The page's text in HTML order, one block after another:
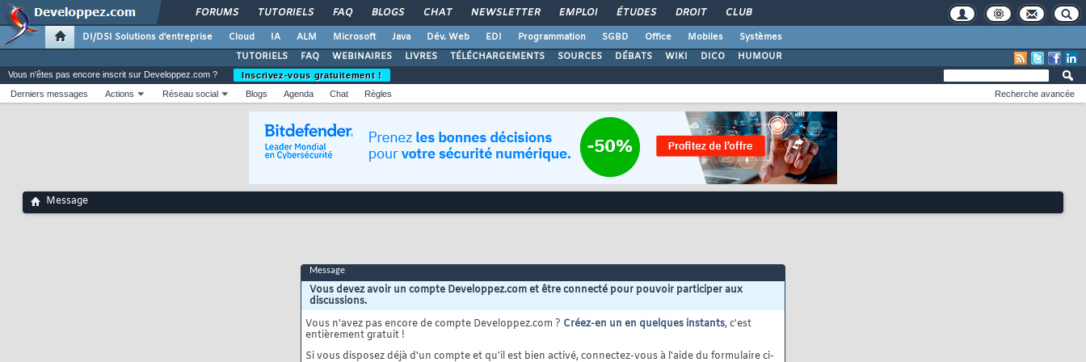
FORUMS TUTORIELS FAQ BLOGS CHAT NEWSLETTER EMPLOI ÉTUDES DROIT CLUB
DI/DSI Solutions d'entreprise Cloud IA ALM Microsoft Java Dév. Web EDI Programmation SGBD Office Mobiles
Systèmes
TUTORIELS
FAQ WEBINAIRES LIVRES TÉLÉCHARGEMENTS SOURCES DÉBATS WIKI DICO HUMOUR
Vous n'êtes pas encore inscrit sur Developpez.com ?
Inscrivez-vous gratuitement !
Derniers messages
Actions Réseau social Blogs Agenda Chat Règles Recherche avancée
Message
Message
Vous devez avoir un compte Developpez.com et être connecté pour pouvoir participer aux
discussions.
Vous n'avez pas encore de compte Developpez.com ? Créez-en un en quelques instants, c'est
entièrement gratuit !
Si vous disposez déjà d'un compte et qu'il est bien activé, connectez-vous à l'aide du formulaire ci-